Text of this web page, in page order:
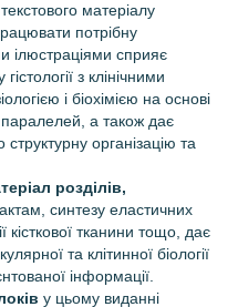
матеріалу
потрібну
ілюстраціями сприяє
з клінічними
і біохімією на основі
паралелей, а також дає
організацію та
розділів,
синтезу еластичних
кісткової тканини тощо, дає
та клітинної біології
інформації.
у цьому виданні